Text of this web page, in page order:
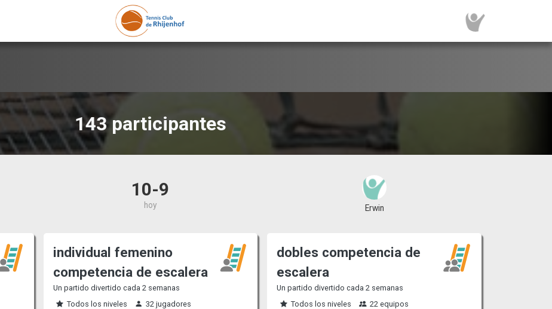
143 participantes
10-9
hoy Erwin
individual femenino
competencia de escalera
Un partido divertido cada 2 semanas
Todos los niveles
32 jugadores
dobles competencia de
escalera
Un partido divertido cada 2 semanas
Todos los niveles
22 equipos